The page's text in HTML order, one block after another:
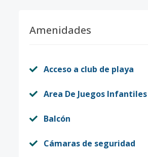
Amenidades
Acceso a club de playa
Area De Juegos Infantiles
Balcón
Cámaras de seguridad